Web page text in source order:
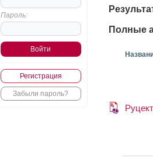
Пароль:
Регистрация
Забыли пароль?
Полные